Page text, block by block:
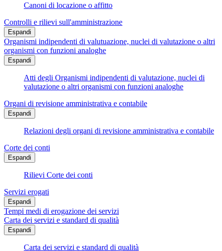
Canoni di locazione o affitto
Controlli e rilievi sull'amministrazione
Espandi
Organismi indipendenti di valutuazione, nuclei di valutazione o altri
organismi con funzioni analoghe
Espandi
Atti degli Organismi indipendenti di valutazione, nuclei di
valutazione o altri organismi con funzioni analoghe
Organi di revisione amministrativa e contabile
Espandi
Relazioni degli organi di revisione amministrativa e contabile
Corte dei conti
Espandi
Rilievi Corte dei conti
Servizi erogati
Espandi
Tempi medi di erogazione dei servizi
Carta dei servizi e standard di qualità
Espandi
Carta dei servizi e standard di qualità